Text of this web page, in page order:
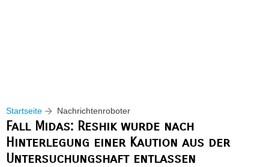
Startseite Nachrichtenroboter
Fall Midas: Reshik wurde nach
Hinterlegung einer Kaution aus der
Untersuchungshaft entlassen